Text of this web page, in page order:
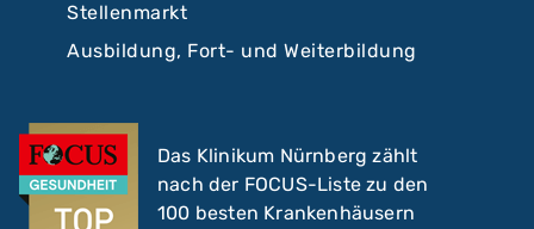
Stellenmarkt
Ausbildung, Fort- und Weiterbildung
Das Klinikum Nürnberg zählt
nach der FOCUS-Liste zu den
100 besten Krankenhäusern